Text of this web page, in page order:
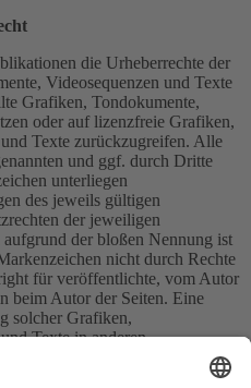
die Urheberrechte der
Videosequenzen und Texte
Grafiken, Tondokumente,
oder auf lizenzfreie Grafiken,
Texte zurückzugreifen. Alle
und ggf. durch Dritte
unterliegen
des jeweils gültigen
der jeweiligen
der bloßen Nennung ist
nicht durch Rechte
für veröffentlichte, vom Autor
beim Autor der Seiten. Eine
solcher Grafiken,
Texte in anderen
ist ohne ausdrückliche